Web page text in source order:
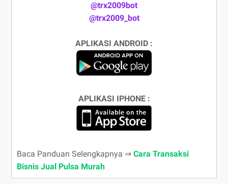
@trx2009bot
@trx2009_bot
APLIKASI ANDROID :
APLIKASI IPHONE :
Baca Panduan Selengkapnya ⇒ Cara Transaksi
Bisnis Jual Pulsa Murah